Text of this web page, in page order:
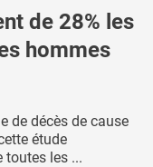
de 28% les
hommes
de décès de cause
étude
les ...